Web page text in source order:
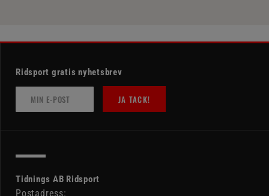
Ridsport gratis nyhetsbrev
JA TACK!
Tidnings AB Ridsport
Postadress: